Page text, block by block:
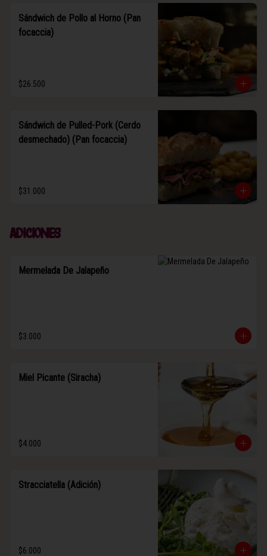
Sándwich de Pollo al Horno (Pan
focaccia)
$26.500
Sándwich de Pulled-Pork (Cerdo
desmechado) (Pan focaccia)
$31.000
Adiciones
Mermelada De Jalapeño
$3.000
Miel Picante (Siracha)
$4.000
Stracciatella (Adición)
$6.000